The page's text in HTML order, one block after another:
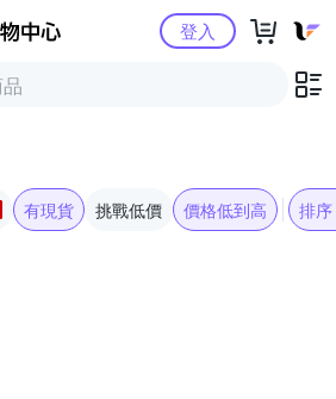
Yahoo購物中心登入
有現貨 挑戰低價 價格低到高 排序